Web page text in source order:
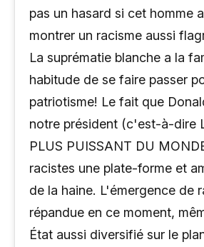
pas un hasard si cet homme
montrer un racisme aussi
La suprématie blanche a la
habitude de se faire passer
patriotisme! Le fait que
notre président (c'est-à-dire
PLUS PUISSANT DU
racistes une plate-forme et
de la haine. L'émergence de
répandue en ce moment,
État aussi diversifié sur le